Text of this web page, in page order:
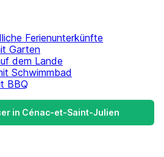
Ferienunterkünfte
Garten
dem Lande
Schwimmbad
BBQ
in Cénac-et-Saint-Julien